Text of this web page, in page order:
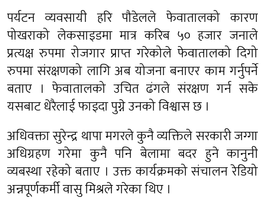
पर्यटन व्यवसायी हरि पौडेलले फेवातालको कारण
पोखराको लेकसाइडमा मात्र करिब ५० हजार जनाले
प्रत्यक्ष रुपमा रोजगार प्राप्त गरेकोले फेवातालको दिगो
रुपमा संरक्षणको लागि अब योजना बनाएर काम गर्नुपर्ने
बताए । फेवातालको उचित ढंगले संरक्षण गर्न सके
यसबाट धेरैलाई फाइदा पुग्ने उनको विश्वास छ ।
अधिवक्ता सुरेन्द्र थापा मगरले कुनै व्यक्तिले सरकारी जग्गा
अधिग्रहण गरेमा कुनै पनि बेलामा बदर हुने कानुनी
व्यबस्था रहेको बताए । उक्त कार्यक्रमको संचालन रेडियो
अन्नपूर्णकर्मी वासु मिश्रले गरेका थिए ।